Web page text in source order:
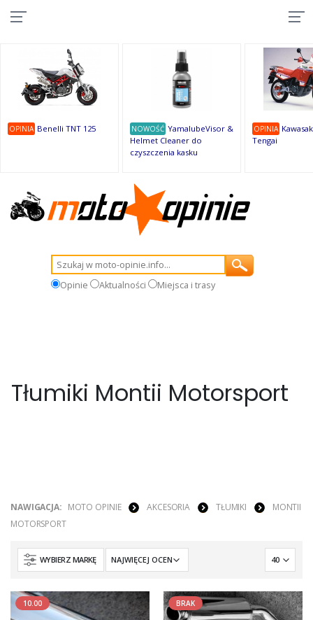
OPINIA Benelli TNT 125 NOWOŚĆ YamalubeVisor &
Helmet Cleaner do
czyszczenia kasku
OPINIA
Tengai
Opinie Aktualności Miejsca i trasy
Tłumiki Montii Motorsport
NAWIGACJA: MOTO OPINIE AKCESORIA TŁUMIKI
MONTII
MOTORSPORT
WYBIERZ MARKĘ
10.00 BRAK